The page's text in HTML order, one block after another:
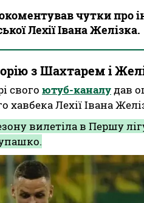
чутки про
Лехії Івана Желізка.
з Шахтарем і
свого ютуб-каналудав
хавбека Лехії Івана
вилетіла в Першу